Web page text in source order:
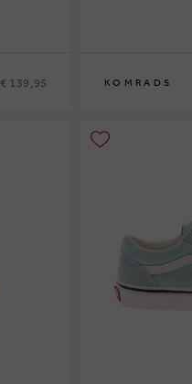
€ 139,95 KOMRADS